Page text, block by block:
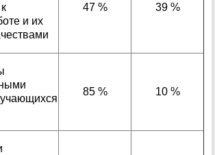
и их
47 % 39 %
85 % 10 %